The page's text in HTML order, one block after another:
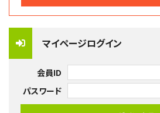
マイページログイン
会員ID
パスワード